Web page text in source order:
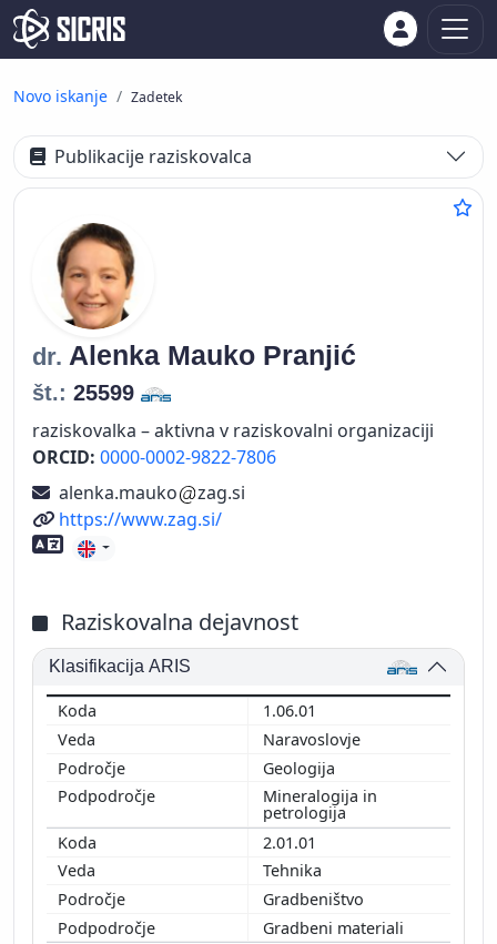
Novo iskanje Zadetek
Publikacije raziskovalca
dr. Alenka Mauko Pranjić
št.: 25599
raziskovalka – aktivna v raziskovalni organizaciji
ORCID: 0000-0002-9822-7806
alenka.mauko
zag.si
Spletni naslov
https://www.zag.si/
Znanje tujih jezikov
Raziskovalna dejavnost
Klasifikacija ARIS
1.06.01
Naravoslovje
Geologija
Mineralogija in
petrologija
2.01.01
Tehnika
Gradbeništvo
Gradbeni materiali